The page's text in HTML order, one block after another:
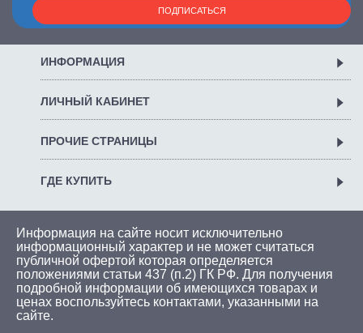
ПОДПИСАТЬСЯ
ИНФОРМАЦИЯ
ЛИЧНЫЙ КАБИНЕТ
ПРОЧИЕ СТРАНИЦЫ
ГДЕ КУПИТЬ
Информация на сайте носит исключительно
информационный характер и не может считаться
публичной офертой которая определяется
положениями статьи 437 (п.2) ГК РФ. Для получения
подробной информации об имеющихся товарах и
ценах воспользуйтесь контактами, указанными на
сайте.